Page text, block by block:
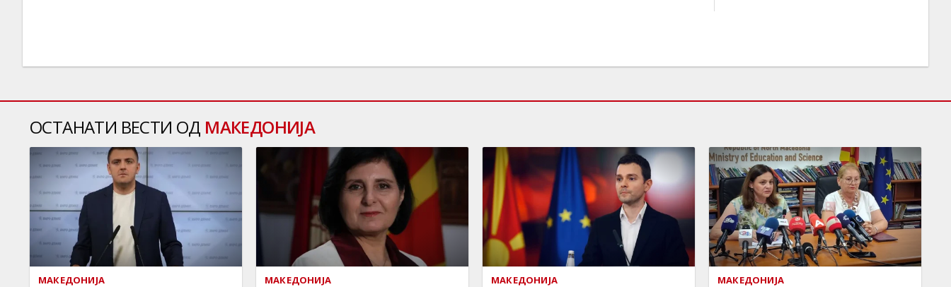
ОСТАНАТИ ВЕСТИ ОД МАКЕДОНИЈА
МАКЕДОНИЈА МАКЕДОНИЈА МАКЕДОНИЈА МАКЕДОНИЈА